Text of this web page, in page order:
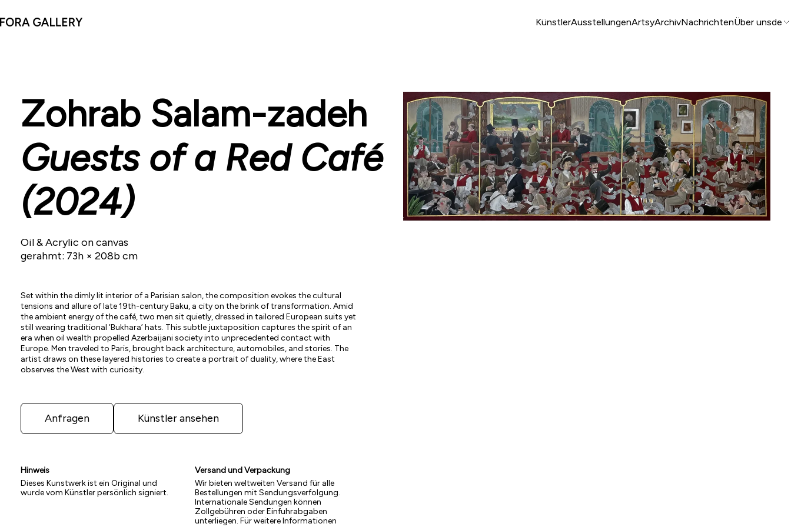
KünstlerAusstellungenArtsyArchivNachrichtenÜber unsde
Zohrab Salam-zadeh
Guests of a Red Café
(2024)
Oil & Acrylic on canvas
gerahmt: 73h × 208b cm
Set within the dimly lit interior of a Parisian salon, the composition evokes the cultural
tensions and allure of late 19th-century Baku, a city on the brink of transformation. Amid
the ambient energy of the café, two men sit quietly, dressed in tailored European suits yet
still wearing traditional ‘Bukhara’ hats. This subtle juxtaposition captures the spirit of an
era when oil wealth propelled Azerbaijani society into unprecedented contact with
Europe. Men traveled to Paris, brought back architecture, automobiles, and stories. The
artist draws on these layered histories to create a portrait of duality, where the East
observes the West with curiosity.
Anfragen Künstler ansehen
Hinweis
Dieses Kunstwerk ist ein Original und
wurde vom Künstler persönlich signiert.
Versand und Verpackung
Wir bieten weltweiten Versand für alle
Bestellungen mit Sendungsverfolgung.
Internationale Sendungen können
Zollgebühren oder Einfuhrabgaben
unterliegen. Für weitere Informationen